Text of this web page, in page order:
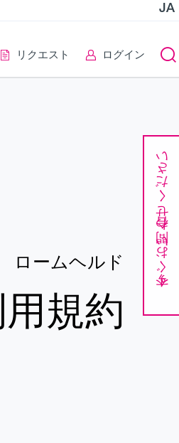
JA
リクエスト ログイン
今すぐお問い合わせください
ロームヘルド
規約